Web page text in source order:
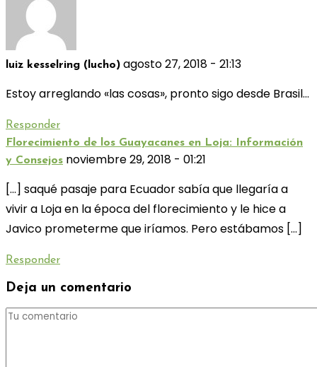
luiz kesselring (lucho) agosto 27, 2018 - 21:13
Estoy arreglando «las cosas», pronto sigo desde Brasil…
Responder
Florecimiento de los Guayacanes en Loja: Información
y Consejos noviembre 29, 2018 - 01:21
[…] saqué pasaje para Ecuador sabía que llegaría a
vivir a Loja en la época del florecimiento y le hice a
Javico prometerme que iríamos. Pero estábamos […]
Responder
Deja un comentario